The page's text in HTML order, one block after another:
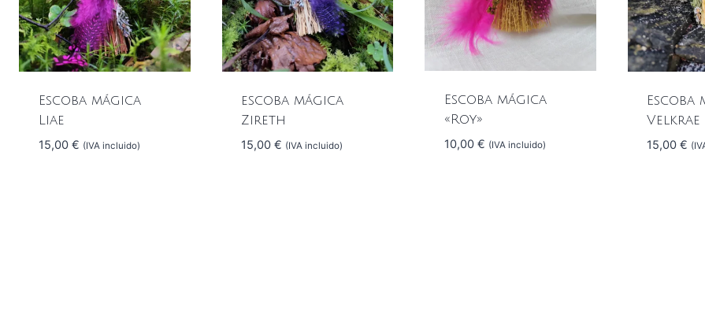
Escoba mágica
Liae
15,00 € (IVA incluido)
escoba mágica
Zireth
15,00€ (IVA incluido)
Escoba mágica
«Roy»
10,00 € (IVA incluido)
Escoba
Velkrae
15,00€